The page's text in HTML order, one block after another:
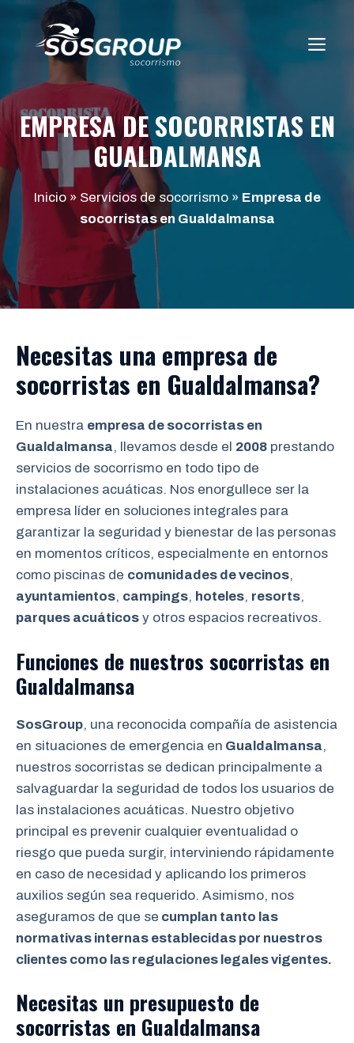
contenido
EMPRESA DE SOCORRISTAS EN
GUALDALMANSA
Inicio» Servicios de socorrismo» Empresa de
socorristas en Gualdalmansa
Necesitas una empresa de
socorristas en Gualdalmansa?
En nuestra empresa de socorristas en
Gualdalmansa, llevamos desde el 2008 prestando
servicios de socorrismo en todo tipo de
instalaciones acuáticas. Nos enorgullece ser la
empresa líder en soluciones integrales para
garantizar la seguridad y bienestar de las personas
en momentos críticos, especialmente en entornos
como piscinas de comunidades de vecinos,
ayuntamientos, campings, hoteles, resorts,
parques acuáticos y otros espacios recreativos.
Funciones de nuestros socorristas en
Gualdalmansa
SosGroup, una reconocida compañía de asistencia
en situaciones de emergencia en Gualdalmansa,
nuestros socorristas se dedican principalmente a
salvaguardar la seguridad de todos los usuarios de
las instalaciones acuáticas. Nuestro objetivo
principal es prevenir cualquier eventualidad o
riesgo que pueda surgir, interviniendo rápidamente
en caso de necesidad y aplicando los primeros
auxilios según sea requerido. Asimismo, nos
aseguramos de que se cumplan tanto las
normativas internas establecidas por nuestros
clientes como las regulaciones legales vigentes.
Necesitas un presupuesto de
socorristas en Gualdalmansa